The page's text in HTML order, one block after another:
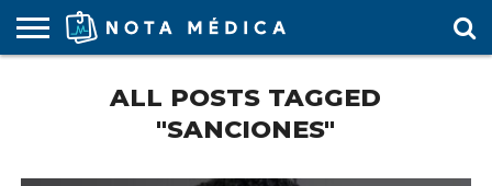
ARTÍCULO
ACTUALIDAD
EDUCACIÓN
ESTUDIANTES
FARMACÉUTICAS
GUBERNAMENTAL
HOSPITALES
Y CLÍNICAS
MARKETING
RESIDENTES
LABORAL
SOCIEDADES
MÉDICASALL POSTS TAGGED
"SANCIONES"